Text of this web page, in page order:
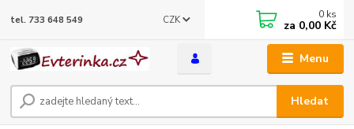
Menu
CZK
Hledat
tel. 733 648 549 0 ks
za 0,00 Kč